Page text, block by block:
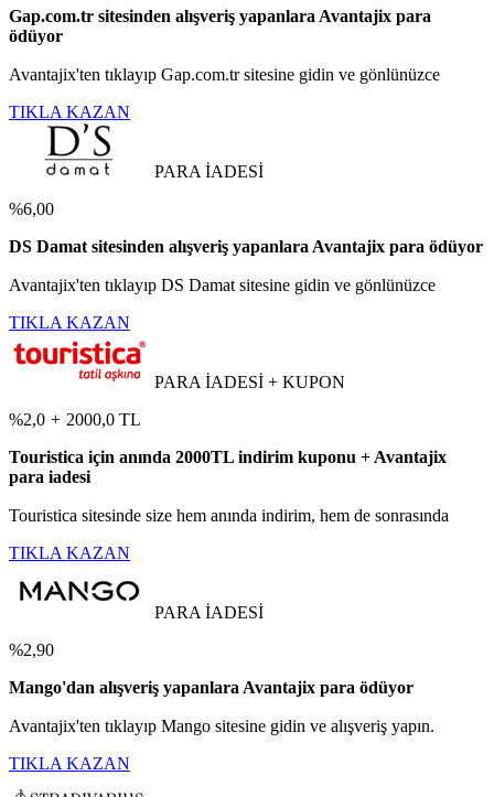
Gap.com.tr sitesinden alışveriş yapanlara Avantajix para
ödüyor
Avantajix'ten tıklayıp Gap.com.tr sitesine gidin ve gönlünüzce
TIKLA KAZAN
PARA İADESİ
%6,00
DS Damat sitesinden alışveriş yapanlara Avantajix para ödüyor
Avantajix'ten tıklayıp DS Damat sitesine gidin ve gönlünüzce
TIKLA KAZAN
PARA İADESİ + KUPON
%2,0 + 2000,0 TL
Touristica için anında 2000TL indirim kuponu + Avantajix
para iadesi
Touristica sitesinde size hem anında indirim, hem de sonrasında
TIKLA KAZAN
PARA İADESİ
%2,90
Mango'dan alışveriş yapanlara Avantajix para ödüyor
Avantajix'ten tıklayıp Mango sitesine gidin ve alışveriş yapın.
TIKLA KAZAN